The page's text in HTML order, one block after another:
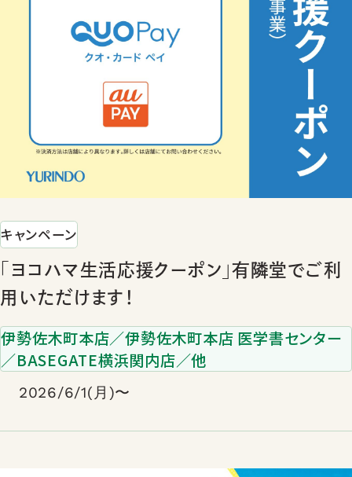
キャンペーン
「ヨコハマ生活応援クーポン」有隣堂でご利
用いただけます！
伊勢佐木町本店／伊勢佐木町本店 医学書センター
／BASEGATE横浜関内店／他
2026/6/1(月)〜